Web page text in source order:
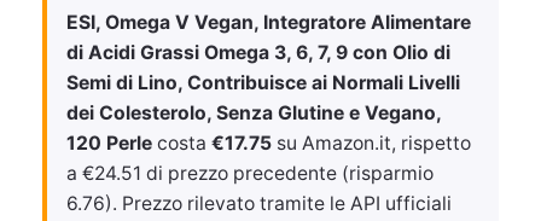
ESI, Omega V Vegan, Integratore Alimentare
di Acidi Grassi Omega 3, 6, 7, 9 con Olio di
Semi di Lino, Contribuisce ai Normali Livelli
dei Colesterolo, Senza Glutine e Vegano,
120 Perle costa €17.75 su Amazon.it, rispetto
a €24.51 di prezzo precedente (risparmio
6.76). Prezzo rilevato tramite le API ufficiali